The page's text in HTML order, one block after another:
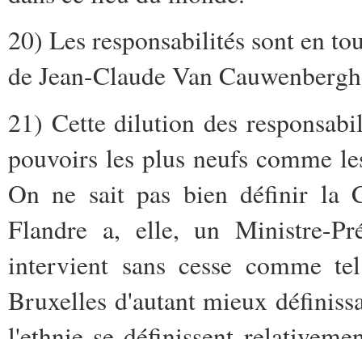
20) Les responsabilités sont en
de Jean-Claude Van
21) Cette dilution des
pouvoirs les plus neufs comme
On ne sait pas bien définir la
Flandre a, elle, un Ministre-
intervient sans cesse comme
Bruxelles d'autant mieux